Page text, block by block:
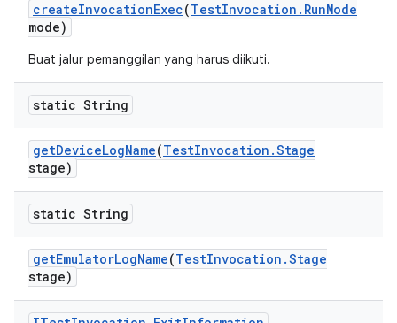
createInvocationExec(TestInvocation . RunMode
mode)
Buat jalur pemanggilan yang harus diikuti.
static String
getDeviceLogName(TestInvocation .Stage
stage)
static String
getEmulatorLogName(TestInvocation .Stage
stage)